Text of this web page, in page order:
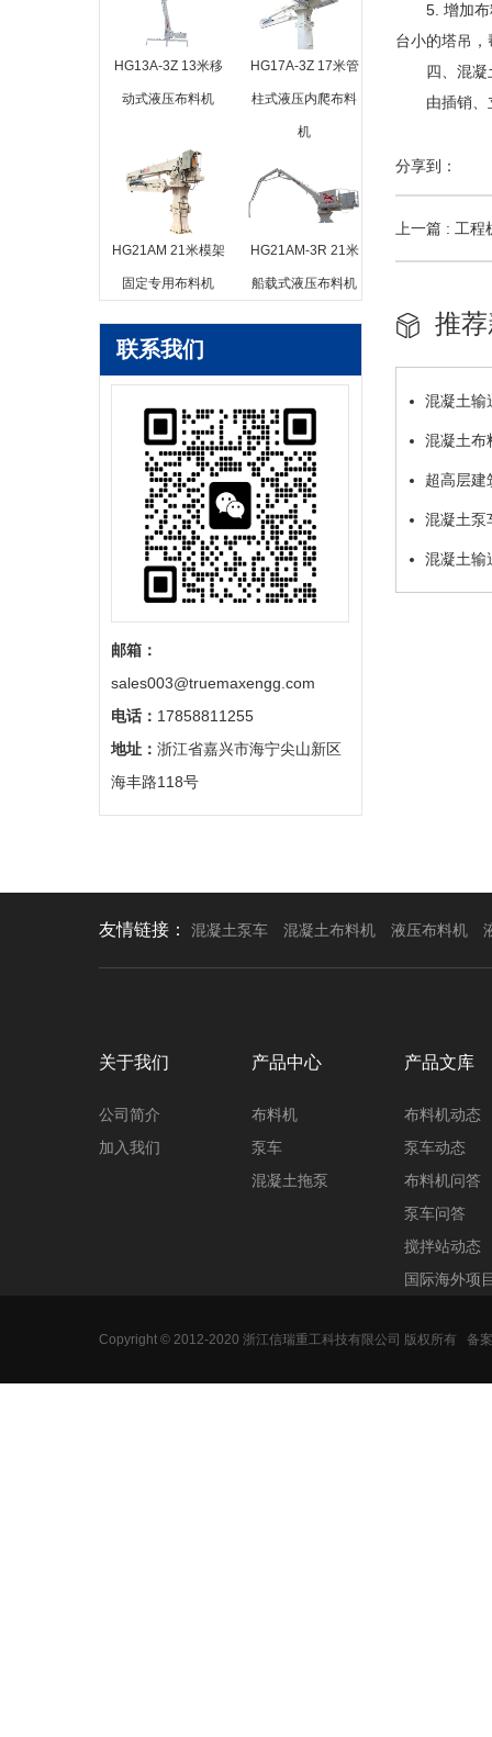
HG13A-3Z 13米移
动式液压布料机
HG17A-3Z 17米管
柱式液压内爬布料
机
HG21AM 21米模架
固定专用布料机
HG21AM-3R 21米
船载式液压布料机
联系我们
邮箱：
sales003@truemaxengg.com
电话： 17858811255
地址： 浙江省嘉兴市海宁尖山新区
海丰路118号
5. 增加布料
台小的塔吊
四、混凝
由插销、立
分享到：
上一篇 : 工
推
混凝土输
混凝土布
超高层建
混凝土泵
混凝土输
友情链接： 混凝土泵车 混凝土布料机 液压布料机
关于我们
公司简介
加入我们
产品中心
布料机
泵车
混凝土拖泵
产品文库
布料机动态
泵车动态
布料机问答
泵车问答
搅拌站动态
国际海外项
Copyright © 2012-2020 浙江信瑞重工科技有限公司 版权所有 备